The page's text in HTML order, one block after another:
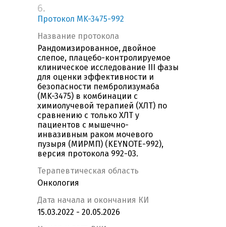
6.
Протокол MK-3475-992
Название протокола
Рандомизированное, двойное
слепое, плацебо-контролируемое
клиническое исследование III фазы
для оценки эффективности и
безопасности пембролизумаба
(MK-3475) в комбинации с
химиолучевой терапией (ХЛТ) по
сравнению с только ХЛТ у
пациентов с мышечно-
инвазивным раком мочевого
пузыря (МИРМП) (KEYNOTE-992),
версия протокола 992-03.
Терапевтическая область
Онкология
Дата начала и окончания КИ
15.03.2022 - 20.05.2026